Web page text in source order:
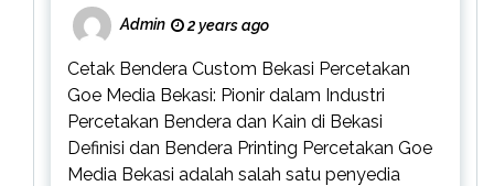
Admin 2 years ago
Cetak Bendera Custom Bekasi Percetakan
Goe Media Bekasi: Pionir dalam Industri
Percetakan Bendera dan Kain di Bekasi
Definisi dan Bendera Printing Percetakan Goe
Media Bekasi adalah salah satu penyedia